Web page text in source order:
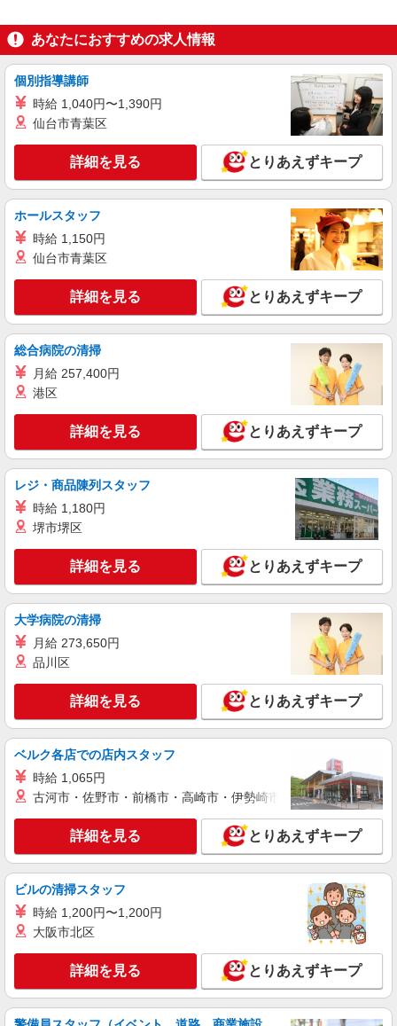
により変動） ・固定残業手当：20,000円（10時
間） ※固定残業時間を超過する場合には超過勤務
手当として別途支給 ・夜勤手当：10,000円/1回
歓迎 ・認知症介護基礎研修 ・初任者研修 ・実務
者研修 ・介護福祉士 など
キープ
職業紹介
株式会社トラストグロース 新宿本社 第3営業部
月給：190,000円〜300,000円 ※資格や経験な
どによる ＊オンコール手当2000円/回（月7回程
度）埼玉県さいたま市岩槻区
キープ 詳細を見る
派遣社員
株式会社kotrio /●SI-H-2024281
≪東岩槻駅≫年齢不問！０からスタートでも活
躍できる看護助手♪
時給1600円〜2250円 ＜日払い有/週払い有/交
キープ 詳細を見る
職業紹介
株式会社トラストグロース 新宿本社 第3営業部
調整手当10,000円 皆勤手当10,000円 夜勤手
当60,000円(15,000円/回×4回分) ＊別途手当 皆
勤手当 10,000円 休日手当 1,500円/日 通勤手
当 上限20,000円/月 その他、休日手当・住宅手
賞与：年2回(計2.50ヶ月分/前年実績)
埼玉県さいたま市岩槻区
詳細を見る
派遣社員
株式会社トラストグロース 新宿本社 第3営業部
時給：准看護師2000円〜2100円 看護
師2100円〜2200円 ※資格や経験などによる
埼玉県さいたま市岩槻区
キープ 詳細を見る
職業紹介
株式会社kotrio /●SW-S-1744641
岩槻駅≫高級シニアマンションの看護職員募集
♪負担少なめ◎
【正社員】月給320,000〜500,000円 ・基本
給：280,000円〜420,000円 ・調整手当：10,000
円〜30,000円 ・職務手当：10,000円〜30,000円 ・
固定残業手当：20,000円（10時間） ※固定残業時
間を超過する場合には超過勤務手当として別途支
給 ・夜勤手当：10,000円/1回（上記給与とは別に
支給）
キープ 詳細を見る
派遣社員
あなたにおすすめの求人情報
個別指導講師
時給 1,040円〜1,390円
仙台市青葉区
詳細を見る とりあえずキープ
ホールスタッフ
時給 1,150円
仙台市青葉区
詳細を見る とりあえずキープ
総合病院の清掃
月給 257,400円
港区
詳細を見る とりあえずキープ
レジ・商品陳列スタッフ
時給 1,180円
堺市堺区
詳細を見る とりあえずキープ
大学病院の清掃
月給 273,650円
品川区
詳細を見る とりあえずキープ
ベルク各店での店内スタッフ
時給 1,065円
古河市・佐野市・前橋市・高崎市・伊勢崎市・太田市・館林市
詳細を見る とりあえずキープ
ビルの清掃スタッフ
時給 1,200円〜1,200円
大阪市北区
詳細を見る とりあえずキープ